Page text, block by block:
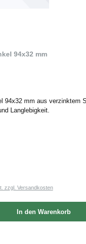
94x32 mm
94x32 mm aus verzinktem
Langlebigkeit.
zzgl. Versandkosten
In den Warenkorb